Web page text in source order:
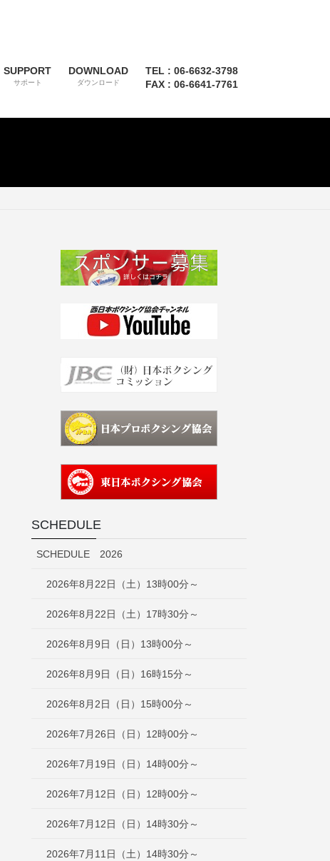
SUPPORT
サポート
DOWNLOAD
ダウンロード
TEL : 06-6632-3798
FAX : 06-6641-7761
SCHEDULE
SCHEDULE 2026
2026年8月22日（土）13時00分～
2026年8月22日（土）17時30分～
2026年8月9日（日）13時00分～
2026年8月9日（日）16時15分～
2026年8月2日（日）15時00分～
2026年7月26日（日）12時00分～
2026年7月19日（日）14時00分～
2026年7月12日（日）12時00分～
2026年7月12日（日）14時30分～
2026年7月11日（土）14時30分～